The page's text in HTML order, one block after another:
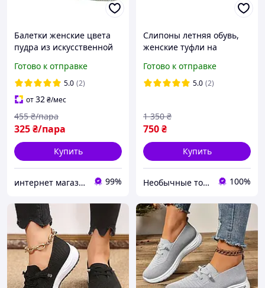
Балетки женские цвета
пудра из искусственной
Готово к отправке
5.0 (2)
от32₴/мес
325₴/пара
455 ₴/пара
Купить
интернет магазин ОПТИМАЛЬНЫЙ ВЫБОР 99%
Слипоны летняя обувь,
женские туфли на
мокасины размер 40
розовые Код 68-1025
Готово к отправке
5.0 (2)
750₴
1 350 ₴
Купить
Необычные товары 100%